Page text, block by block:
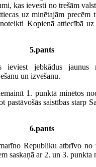
kas ievesti no trešām
uz minētajām precēm
Kopienā attiecībā
5.pants
ieviest jebkādus
un izvešanu.
1. punktā minētos
pastāvošās saistības starp
6.pants
Republiku atbrīvo no
saskaņā ar 2. un 3. punkta